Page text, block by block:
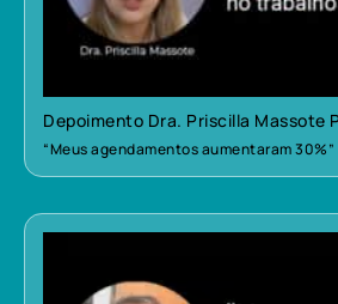
Depoimento Dra. Priscilla Massote
“Meus agendamentos aumentaram 30%”